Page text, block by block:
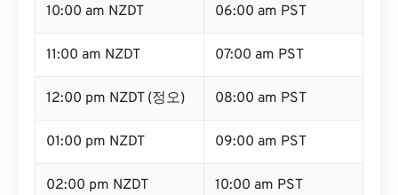
10:00 am NZDT 06:00 am PST
11:00 am NZDT 07:00 am PST
12:00 pm NZDT (정오) 08:00 am PST
01:00 pm NZDT 09:00 am PST
02:00 pm NZDT 10:00 am PST